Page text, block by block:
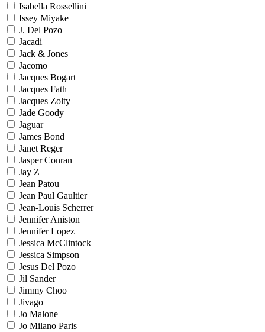
Isabella Rossellini
Issey Miyake
J. Del Pozo
Jacadi
Jack & Jones
Jacomo
Jacques Bogart
Jacques Fath
Jacques Zolty
Jade Goody
Jaguar
James Bond
Janet Reger
Jasper Conran
Jay Z
Jean Patou
Jean Paul Gaultier
Jean-Louis Scherrer
Jennifer Aniston
Jennifer Lopez
Jessica McClintock
Jessica Simpson
Jesus Del Pozo
Jil Sander
Jimmy Choo
Jivago
Jo Malone
Jo Milano Paris